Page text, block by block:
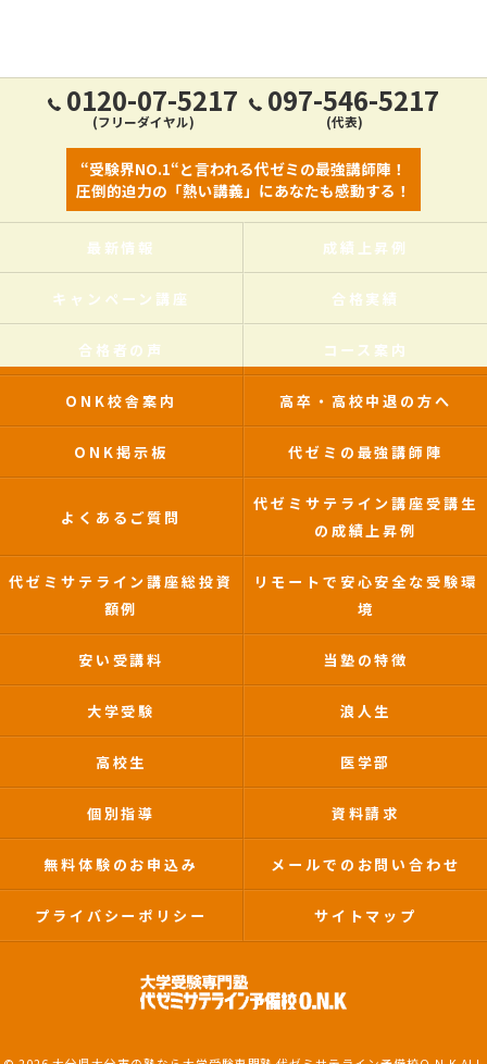
0120-07-5217
(フリーダイヤル)
097-546-5217
(代表)
“受験界NO.1“と言われる代ゼミの最強講師陣！
圧倒的迫力の「熱い講義」にあなたも感動する！
最新情報 成績上昇例
キャンペーン講座 合格実績
合格者の声 コース案内
ONK校舎案内 高卒・高校中退の方へ
ONK掲示板 代ゼミの最強講師陣
よくあるご質問
代ゼミサテライン講座受講生
の成績上昇例
代ゼミサテライン講座総投資
額例
リモートで安心安全な受験環
境
安い受講料 当塾の特徴
大学受験 浪人生
高校生 医学部
個別指導 資料請求
無料体験のお申込み メールでのお問い合わせ
プライバシーポリシー サイトマップ